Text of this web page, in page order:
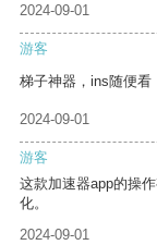
2024-09-01
游客
梯子神器，ins随便看
2024-09-01
游客
这款加速器app的操
化。
2024-09-01